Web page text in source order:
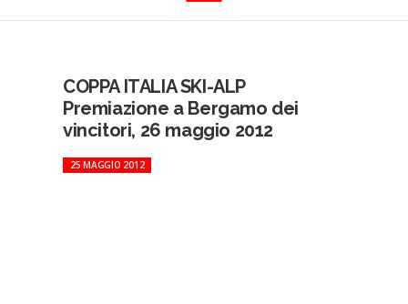
COPPA ITALIA SKI-ALP
Premiazione a Bergamo dei
vincitori, 26 maggio 2012
25 MAGGIO 2012